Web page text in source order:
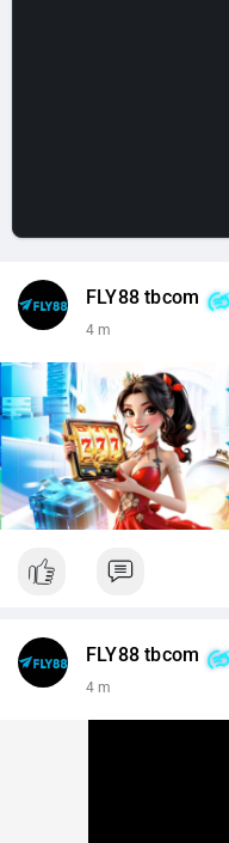
FLY88 tbcom
4 m
FLY88 tbcom
4 m